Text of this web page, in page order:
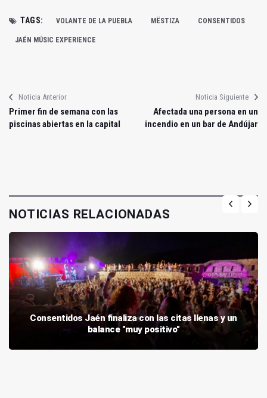
TAGS: VOLANTE DE LA PUEBLA MËSTIZA CONSENTIDOS
JAÉN MÚSIC EXPERIENCE
Noticia Anterior
Primer fin de semana con las
piscinas abiertas en la capital
Noticia Siguiente
Afectada una persona en un
incendio en un bar de Andújar
NOTICIAS RELACIONADAS
Consentidos Jaén finaliza con las citas llenas y un
balance "muy positivo"